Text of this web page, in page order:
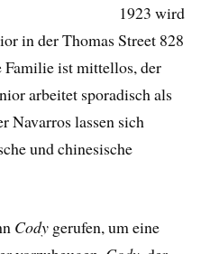
1923 wird
in der Thomas Street 828
Familie ist mittellos, der
arbeitet sporadisch als
Navarros lassen sich
und chinesische
Cody gerufen, um eine